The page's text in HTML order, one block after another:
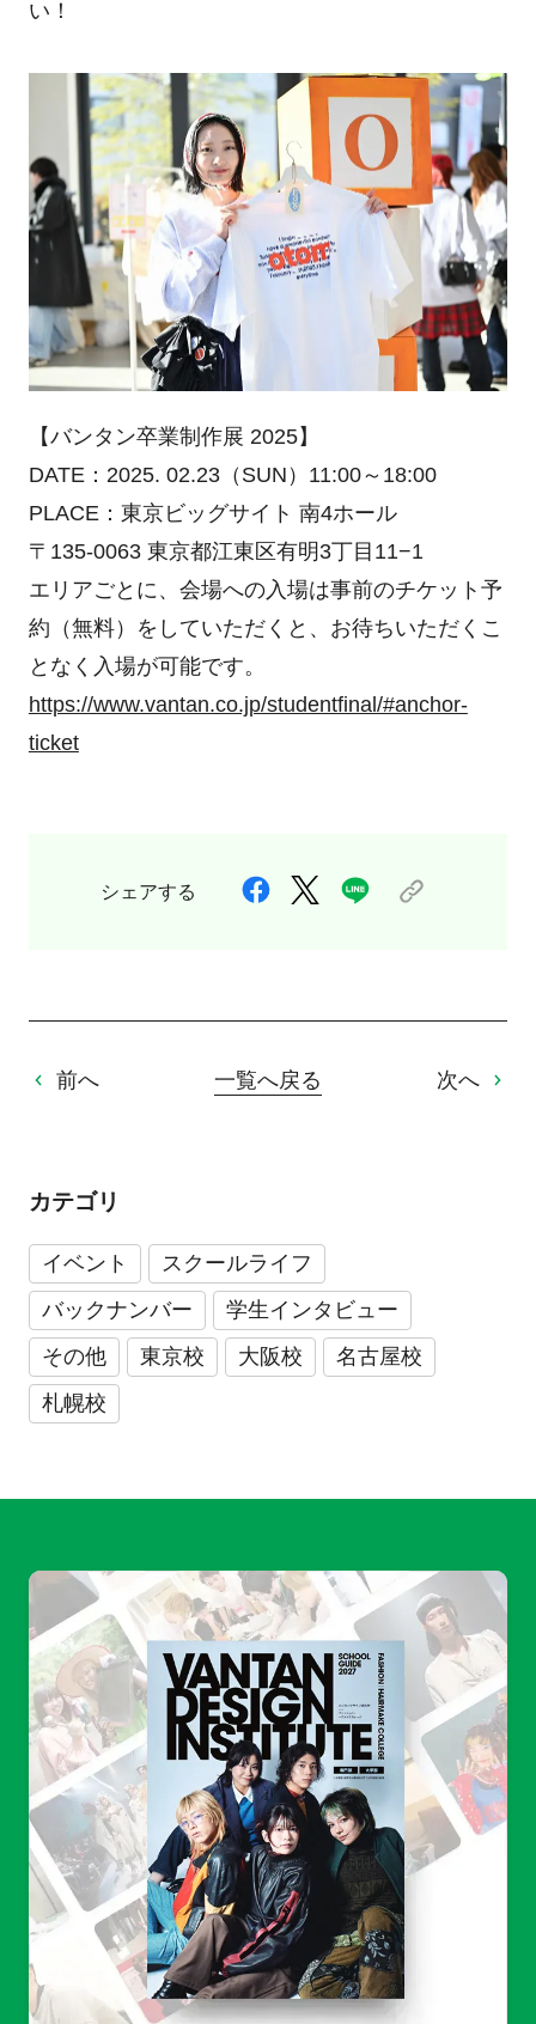
い！
【バンタン卒業制作展 2025】
DATE：2025. 02.23（SUN）11:00～18:00
PLACE：東京ビッグサイト 南4ホール
〒135-0063 東京都江東区有明3丁目11−1
エリアごとに、会場への入場は事前のチケット予
約（無料）をしていただくと、お待ちいただくこ
となく入場が可能です。
https://www.vantan.co.jp/studentfinal/#anchor-
ticket
シェアする
前へ 一覧へ戻る 次へ
カテゴリ
イベント
スクールライフ
バックナンバー
学生インタビュー
その他
東京校 大阪校
名古屋校
札幌校